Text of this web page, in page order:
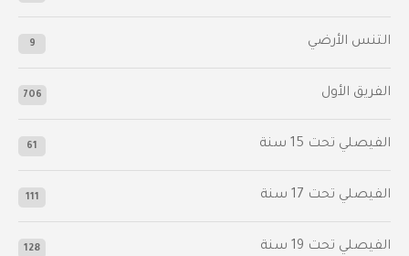
التنس الأرضي 9
الفريق الأول 706
الفيصلي‬⁩ تحت 15 سنة 61
‫الفيصلي‬⁩ تحت 17 سنة 111
الفيصلي‬⁩ تحت 19 سنة 128